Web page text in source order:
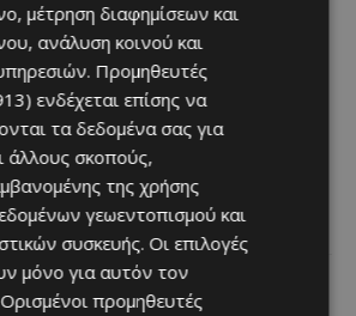
και
ξανά
καθώς
Διεθνώς αναγνωρισμένα
κρασιά στην κορυφαία
σχέση ποιότητας-τιμής
από τη Lidl Κύπρου
Με σφραγίδα ποιότητας από
τους Masters of Wine, η κάβα της
ποικιλία, διεθνείς διακρίσεις
και...
μέτρηση διαφημίσεων και
ανάλυση κοινού και
Προμηθευτές
ενδέχεται επίσης να
τα δεδομένα σας για
άλλους σκοπούς,
της χρήσης
γεωεντοπισμού και
συσκευής. Οι επιλογές
μόνο για αυτόν τον
προμηθευτές